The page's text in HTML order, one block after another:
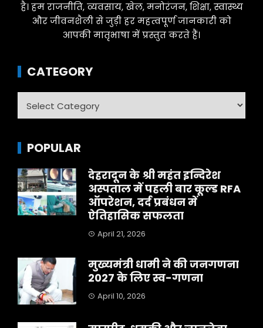
है। हम राजनीति, व्यवसाय, खेल, मनोरंजन, शिक्षा, स्वास्थ्य
और जीवनशैली से जुड़ी हर महत्वपूर्ण जानकारी को
आपकी मातृभाषा में प्रस्तुत करते हैं।
CATEGORY
POPULAR
देहरादून के श्री महंत इन्दिरेश
अस्पताल में पहली बार कूल्ड RFA
ऑपरेशन, दर्द प्रबंधन में
ऐतिहासिक सफलता
April 21, 2026
मुख्यमंत्री धामी ने की जनगणना
2027 के लिए स्व-गणना
April 10, 2026